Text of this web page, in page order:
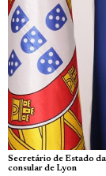
Secretário de Estado
consular de Lyon